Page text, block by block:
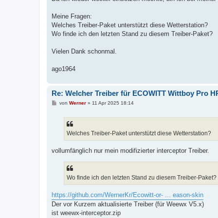
Meine Fragen:
Welches Treiber-Paket unterstützt diese Wetterstation?
Wo finde ich den letzten Stand zu diesem Treiber-Paket?
Vielen Dank schonmal.
ago1964
Re: Welcher Treiber für ECOWITT Wittboy Pro
Bvon Werner» 11 Apr 2025 18:14
Welches Treiber-Paket unterstützt diese Wetterstation?
vollumfänglich nur mein modifizierter interceptor Treiber.
Wo finde ich den letzten Stand zu diesem Treiber-Paket?
https://github.com/WernerKr/Ecowitt-or- ... eason-skin
Der vor Kurzem aktualisierte Treiber (für Weewx V5.x)
ist weewx-interceptor.zip